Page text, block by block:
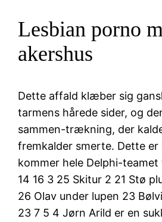
Lesbian porno
akershus
Dette affald klæber sig
tarmens hårede sider, og
sammen-trækning, der
fremkalder smerte. Dette er
kommer hele Delphi-
14 16 3 25 Skitur 2 21 Stø
26 Olav under lupen 23
23 7 5 4 Jørn Arild er en